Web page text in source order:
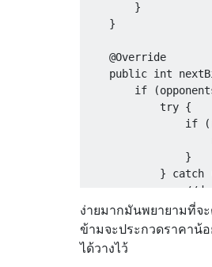
}
}
@Override
public int
if
(
try {
if
(
}
}
catch
//
}
}
ง่ายมากมันพยายามที่จ
ข้ามจะประกวดราคาน้
ได้วางไว้